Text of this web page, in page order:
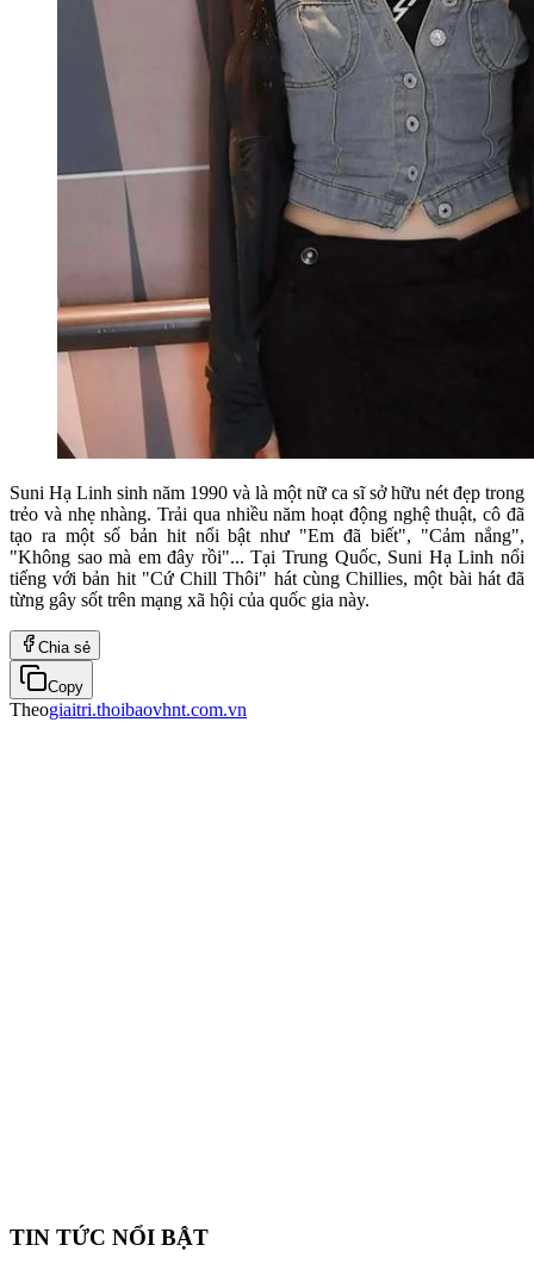
Suni Hạ Linh sinh năm 1990 và là một nữ ca sĩ sở hữu nét đẹp trong
trẻo và nhẹ nhàng. Trải qua nhiều năm hoạt động nghệ thuật, cô đã
tạo ra một số bản hit nổi bật như "Em đã biết", "Cảm nắng",
"Không sao mà em đây rồi"... Tại Trung Quốc, Suni Hạ Linh nổi
tiếng với bản hit "Cứ Chill Thôi" hát cùng Chillies, một bài hát đã
từng gây sốt trên mạng xã hội của quốc gia này.
Chia sẻ
Copy
Theogiaitri.thoibaovhnt.com.vn
TIN TỨC NỔI BẬT